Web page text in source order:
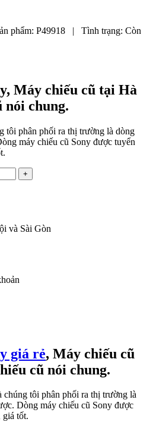
phẩm: P49918 | Tình trạng: Còn
Máy chiếu cũ tại Hà
nói chung.
tôi phân phối ra thị trường là dòng
máy chiếu cũ Sony được tuyển
+
và Sài Gòn
giá rẻ, Máy chiếu cũ
cũ nói chung.
chúng tôi phân phối ra thị trường là
Dòng máy chiếu cũ Sony được
giá tốt.